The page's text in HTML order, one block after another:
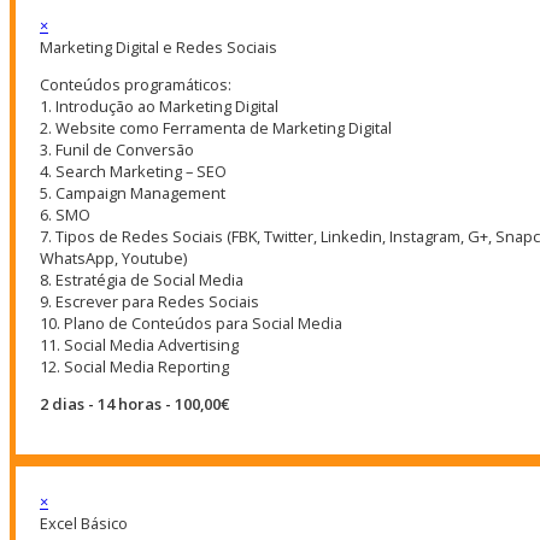
×
Marketing Digital e Redes Sociais
Conteúdos programáticos:
1. Introdução ao Marketing Digital
2. Website como Ferramenta de Marketing Digital
3. Funil de Conversão
4. Search Marketing – SEO
5. Campaign Management
6. SMO
7. Tipos de Redes Sociais (FBK, Twitter, Linkedin, Instagram, G+,
WhatsApp, Youtube)
8. Estratégia de Social Media
9. Escrever para Redes Sociais
10. Plano de Conteúdos para Social Media
11. Social Media Advertising
12. Social Media Reporting
2 dias - 14 horas - 100,00€
×
Excel Básico